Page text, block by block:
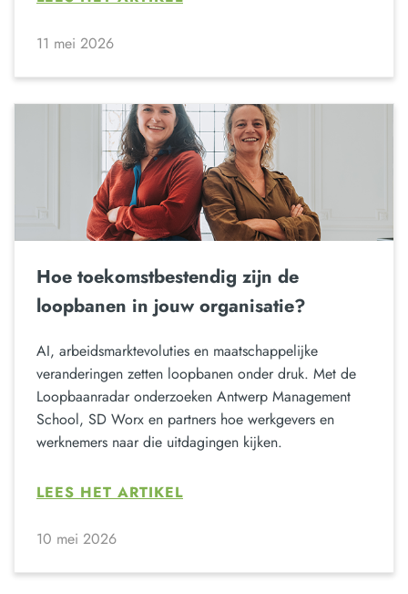
11 mei 2026
Hoe toekomstbestendig zijn de
loopbanen in jouw organisatie?
AI, arbeidsmarktevoluties en maatschappelijke
veranderingen zetten loopbanen onder druk. Met de
Loopbaanradar onderzoeken Antwerp Management
School, SD Worx en partners hoe werkgevers en
werknemers naar die uitdagingen kijken.
LEES HET ARTIKEL
10 mei 2026